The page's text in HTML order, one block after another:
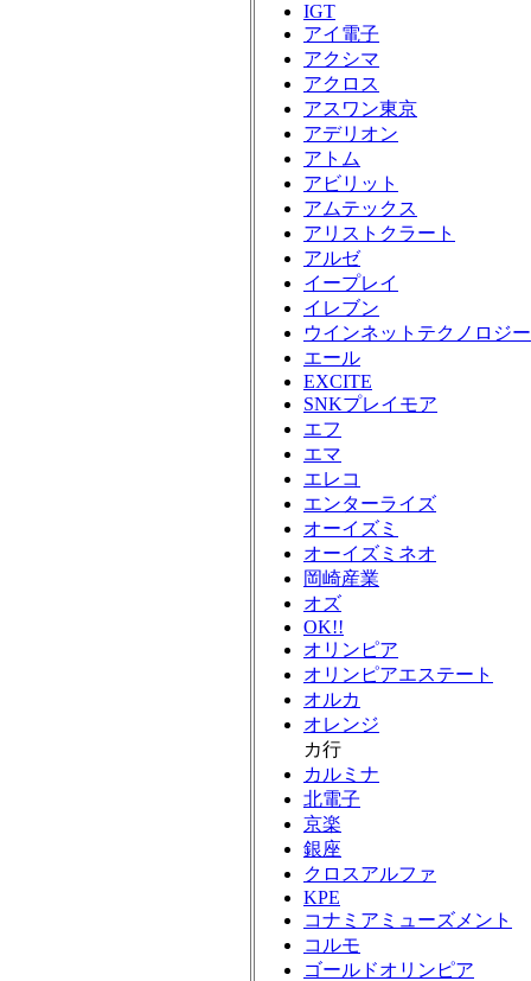
IGT
アイ電子
アクシマ
アクロス
アスワン東京
アデリオン
アトム
アビリット
アムテックス
アリストクラート
アルゼ
イープレイ
イレブン
ウインネットテクノロジー
エール
EXCITE
SNKプレイモア
エフ
エマ
エレコ
エンターライズ
オーイズミ
オーイズミネオ
岡崎産業
オズ
OK!!
オリンピア
オリンピアエステート
オルカ
オレンジ
カ行
カルミナ
北電子
京楽
銀座
クロスアルファ
KPE
コナミアミューズメント
コルモ
ゴールドオリンピア